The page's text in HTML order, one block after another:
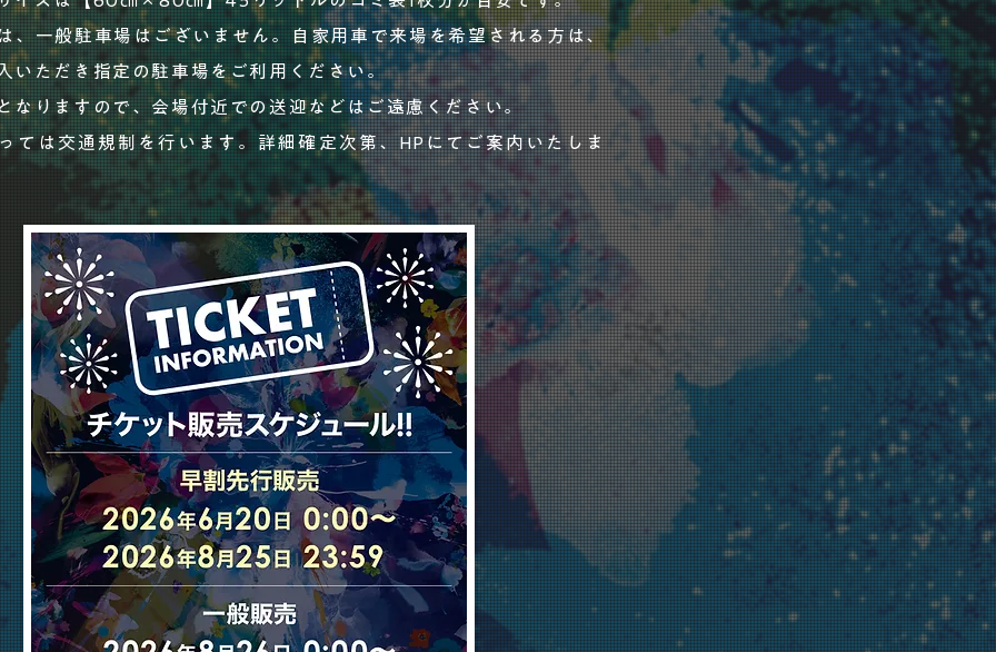
、一般駐車場はございません。自家用車で来場を希望される方は、
いただき指定の駐車場をご利用ください。
なりますので、会場付近での送迎などはご遠慮ください。
ては交通規制を行います。詳細確定次第、HPにてご案内いたしま